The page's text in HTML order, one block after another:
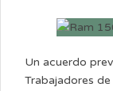
Un acuerdo
Trabajadores